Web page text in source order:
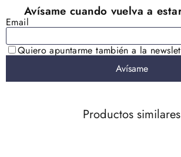
Productos similares